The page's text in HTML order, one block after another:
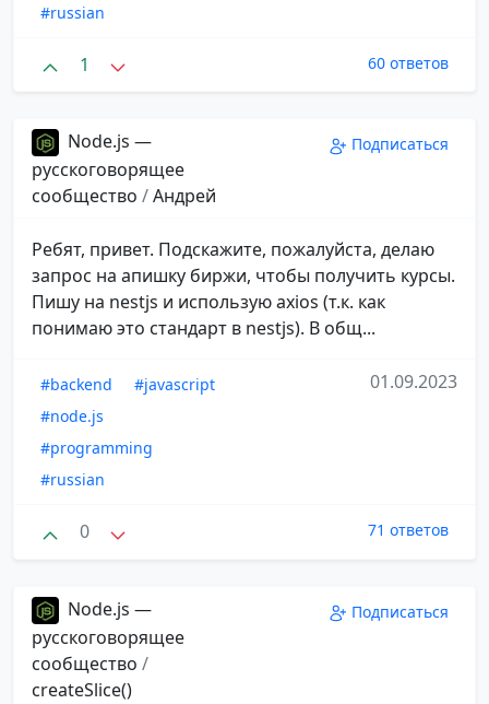
#russian
1 60 ответов
Node.js —
русскоговорящее
сообщество /Андрей
Подписаться
Ребят, привет. Подскажите, пожалуйста, делаю
запрос на апишку биржи, чтобы получить курсы.
Пишу на nestjs и использую axios (т.к. как
понимаю это стандарт в nestjs). В общ...
#backend
#javascript
#node.js
#programming
#russian
01.09.2023
0 71 ответов
Node.js —
русскоговорящее
сообщество /
createSlice()
Подписаться